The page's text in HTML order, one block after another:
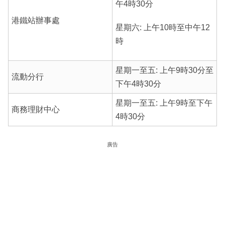
港鐵站辦事處
午4時30分
星期六: 上午10時至中午12
時
流動分行
星期一至五: 上午9時30分至
下午4時30分
商務理財中心
星期一至五: 上午9時至下午
4時30分
廣告